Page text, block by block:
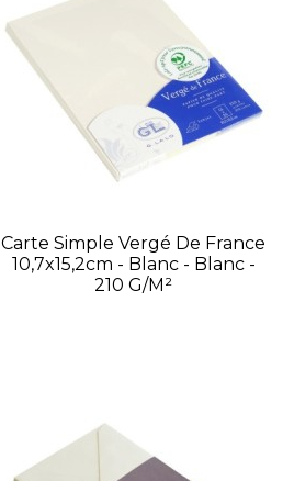
Carte Simple Vergé De France
10,7x15,2cm - Blanc - Blanc -
210 G/m²